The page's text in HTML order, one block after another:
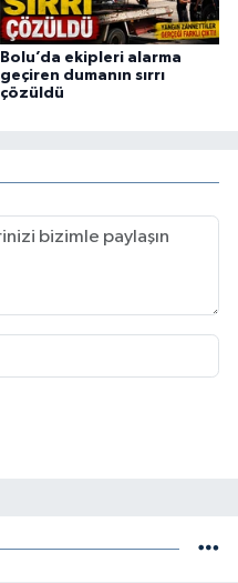
Bolu’da ekipleri alarma
geçiren dumanın sırrı
çözüldü